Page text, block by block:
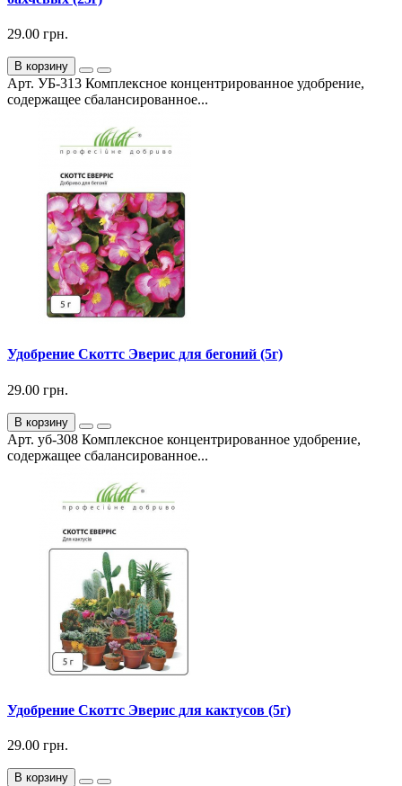
29.00 грн.
В корзину
Арт. УБ-313 Комплексное концентрированное удобрение,
содержащее сбалансированное...
Удобрение Скоттс Эверис для бегоний (5г)
29.00 грн.
В корзину
Арт. уб-308 Комплексное концентрированное удобрение,
содержащее сбалансированное...
Удобрение Скоттс Эверис для кактусов (5г)
29.00 грн.
В корзину